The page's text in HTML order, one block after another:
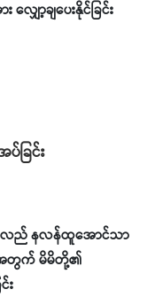
ျှော့ချပေးနိုင်ခြင်း
ခြင်း
န်လည် နလန်ထူအောင်သာ
းအတွက် မိမိတို့၏
း